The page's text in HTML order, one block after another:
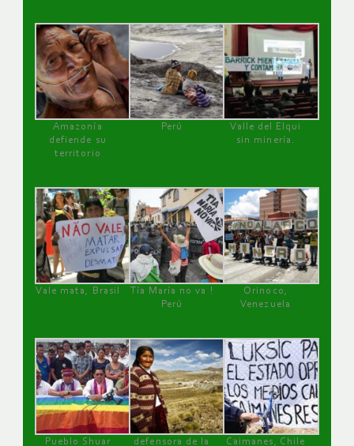
Amazonía
defiende su
territorio
Perú
Valle del Elqui
sin minería.
Vale mata, Brasil
Tía María no va !
Perú
Orinoco,
Venezuela
Pueblo Shuar defensora de la Caimanes, Chile